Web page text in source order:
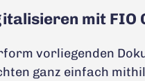
mit FIO
vorliegenden
ganz einfach